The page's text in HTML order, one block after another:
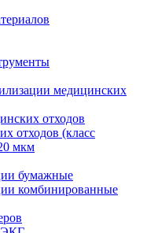
медицинских
отходов
отходов (класс
мкм
бумажные
комбинированные